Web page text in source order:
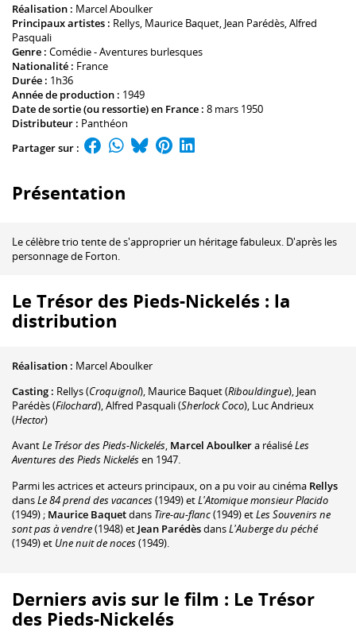
Réalisation : Marcel Aboulker
Principaux artistes : Rellys, Maurice Baquet, Jean Parédès,Alfred
Pasquali
Genre : Comédie - Aventures burlesques
Nationalité : France
Durée : 1h36
Année de production : 1949
Date de sortie (ou ressortie) en France : 8 mars 1950
Distributeur : Panthéon
Partager sur :
Présentation
Le célèbre trio tente de s'approprier un héritage fabuleux. D'après les
personnage de Forton.
Le Trésor des Pieds-Nickelés : la
distribution
Réalisation : Marcel Aboulker
Casting : Rellys(Croquignol), Maurice Baquet(Ribouldingue), Jean
Parédès(Filochard),Alfred Pasquali(Sherlock Coco), Luc Andrieux
(Hector)
AvantLe Trésor des Pieds-Nickelés, Marcel Aboulkera réaliséLes
Aventures des Pieds Nickelésen 1947.
Parmi les actrices et acteurs principaux, on a pu voir au cinéma Rellys
dansLe 84 prend des vacances(1949) etL'Atomique monsieur Placido
(1949) ; Maurice Baquetdans Tire-au-flanc(1949) etLes Souvenirs ne
sont pas à vendre(1948) et Jean ParédèsdansL'Auberge du péché
(1949) et Une nuit de noces(1949).
Derniers avis sur le film : Le Trésor
des Pieds-Nickelés